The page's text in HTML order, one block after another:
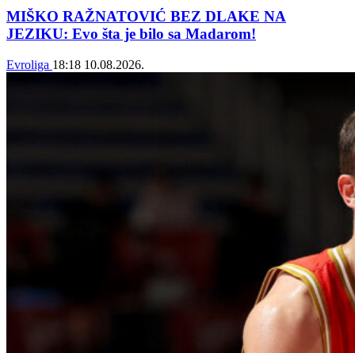
MIŠKO RAŽNATOVIĆ BEZ DLAKE NA
JEZIKU: Evo šta je bilo sa Madarom!
Evroliga 18:18 10.08.2026.